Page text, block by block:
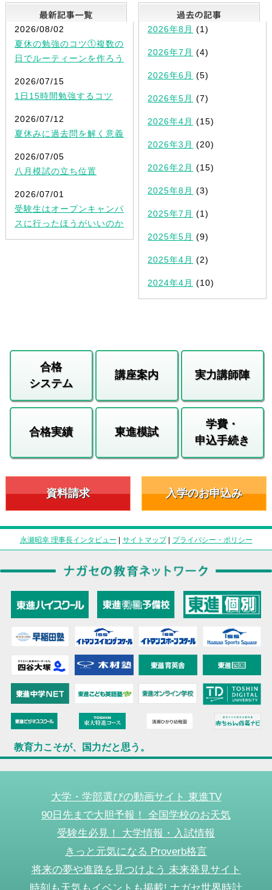
最新記事一覧
2026/08/02
夏休の勉強のコツ①複数の
日でルーティーンを作ろう
2026/07/15
1日15時間勉強するコツ
2026/07/12
夏休みに過去問を解く意義
2026/07/05
八月模試の立ち位置
2026/07/01
受験生はオープンキャンパ
スに行ったほうがいいのか
2026年8月 (1)
2026年7月 (4)
2026年6月 (5)
2026年5月 (7)
2026年4月 (15)
2026年3月 (20)
2026年2月 (15)
2025年8月 (3)
2025年7月 (1)
2025年5月 (9)
2025年4月 (2)
2024年4月 (10)
合格
システム
講座案内 実力講師陣
合格実績 東進模試
学費・
申込手続き
資料請求 入学のお申込み
永瀬昭幸 理事長インタビュー | サイトマップ| プライバシー・ポリシー
教育力こそが、国力だと思う。
大学・学部選びの動画サイト 東進TV
90日先まで大胆予報！ 全国学校のお天気
受験生必見！ 大学情報・入試情報
きっと元気になる Proverb格言
将来の夢や進路を見つけよう 未来発見サイト